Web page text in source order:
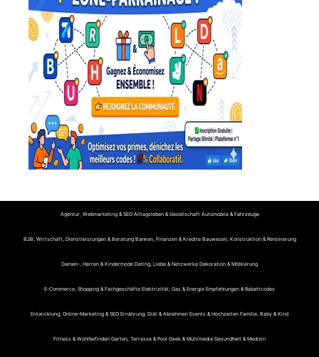
Agentur, Webmarketing & SEO Alltagsleben & Gesellschaft Automobile & Fahrzeuge
B2B, Wirtschaft, Dienstleistungen & Beratung Banken, Finanzen & Kredite Bauwesen, Konstruktion & Renovierung
Damen-, Herren & Kindermode Dating, Liebe & Netzwerke Dekoration & Möblierung
E-Commerce, Shopping & Fachgeschäfte Elektrizität, Gas & Energie Empfehlungen & Rabattcodes
Entwicklung, Online-Marketing & SEO Ernährung, Diät & Abnehmen Events & Hochzeiten Familie, Baby & Kind
Fitness & Wohlbefinden Garten, Terrasse & Pool Geek & Multimedia Gesundheit & Medizin